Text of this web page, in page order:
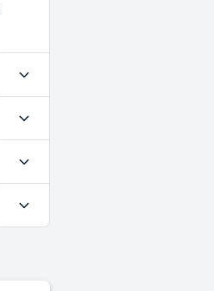
Expandera
Expandera
Expandera
Expandera